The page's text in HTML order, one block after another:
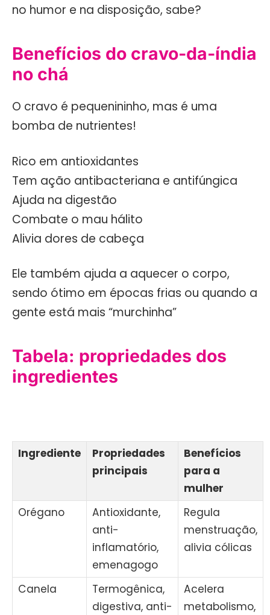
no humor e na disposição, sabe?
Benefícios do cravo-da-índia
no chá
O cravo é pequenininho, mas é uma
bomba de nutrientes!
Rico em antioxidantes
Tem ação antibacteriana e antifúngica
Ajuda na digestão
Combate o mau hálito
Alivia dores de cabeça
Ele também ajuda a aquecer o corpo,
sendo ótimo em épocas frias ou quando a
gente está mais “murchinha”
Tabela: propriedades dos
ingredientes
Ingrediente
Propriedades
principais
Benefícios
para a
mulher
Orégano
Antioxidante,
anti-
inflamatório,
emenagogo
Regula
menstruação,
alivia cólicas
Canela
Termogênica,
digestiva, anti-
Acelera
metabolismo,